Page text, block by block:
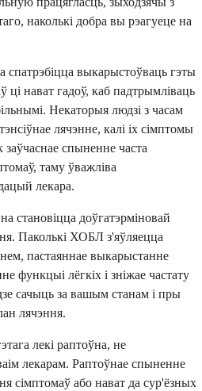
наколькі добра вы рэагуеце на
выкарыстоўваць гэты
ці нават гадоў, каб падтрымліваць
Некаторыя людзі з часам
лячэнне, калі іх сімптомы
спыненне часта
таму ўважліва
лекара.
становіцца доўгатэрміновай
Паколькі ХОБЛ з'яўляецца
пастаяннае выкарыстанне
функцыі лёгкіх і зніжае частату
сачыць за вашым станам і пры
лячэння.
лекі раптоўна, не
лекарам. Раптоўнае спыненне
сімптомаў або нават да сур'ёзных